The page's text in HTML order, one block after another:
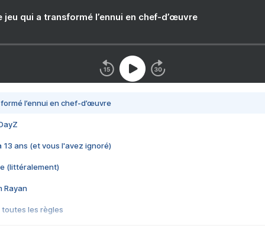
jeu qui a transformé l’ennui en chef-d’œuvre
l’ennui en chef-d’œuvre
13 ans (et vous l'avez ignoré)
(littéralement)
Rayan
toutes les règles